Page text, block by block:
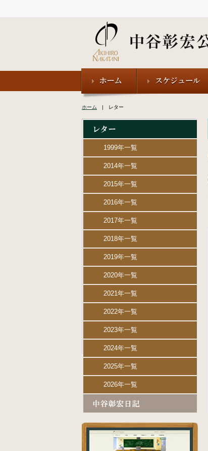
ホーム | レター
1999年一覧
2014年一覧
2015年一覧
2016年一覧
2017年一覧
2018年一覧
2019年一覧
2020年一覧
2021年一覧
2022年一覧
2023年一覧
2024年一覧
2025年一覧
2026年一覧